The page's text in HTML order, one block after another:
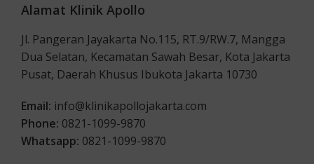
Alamat Klinik Apollo
Jl. Pangeran Jayakarta No.115, RT.9/RW.7, Mangga
Dua Selatan, Kecamatan Sawah Besar, Kota Jakarta
Pusat, Daerah Khusus Ibukota Jakarta 10730
Email: info@klinikapollojakarta.com
Phone: 0821-1099-9870
Whatsapp: 0821-1099-9870